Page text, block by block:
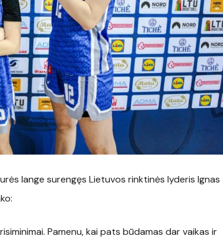
lange surengęs Lietuvos rinktinės lyderis Ignas
Pamenu, kai pats būdamas dar vaikas ir